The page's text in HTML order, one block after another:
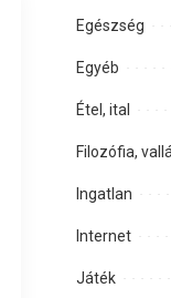
Egészség
Egyéb
Étel, ital
Filozófia,
Ingatlan
Internet
Játék